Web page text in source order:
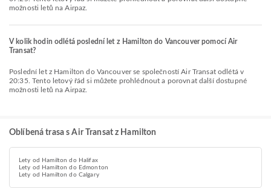
možnosti letů na Airpaz.
V kolik hodin odlétá poslední let z Hamilton do Vancouver pomocí Air
Transat?
Poslední let z Hamilton do Vancouver se společností Air Transat odlétá v
20:35. Tento letový řád si můžete prohlédnout a porovnat další dostupné
možnosti letů na Airpaz.
Oblíbená trasa s Air Transat z Hamilton
Lety od Hamilton do Halifax
Lety od Hamilton do Edmonton
Lety od Hamilton do Calgary